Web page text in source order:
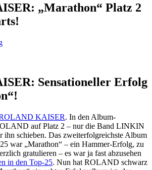
„Marathon“ Platz 2
Sensationeller Erfolg
KAISER. In den Album-
auf Platz 2 – nur die Band LINKIN
ihn schieben. Das zweiterfolgreichste Album
war „Marathon“ – ein Hammer-Erfolg, zu
gratulieren – es war ja fast abzusehen
in den Top-25. Nun hat ROLAND schwarz